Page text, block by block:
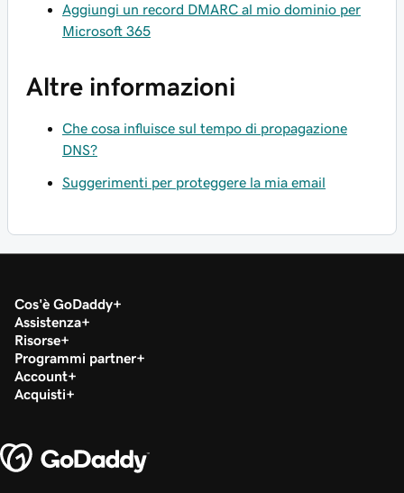
Aggiungi un record DMARC al mio dominio per
Microsoft 365
Altre informazioni
Che cosa influisce sul tempo di propagazione
DNS?
Suggerimenti per proteggere la mia email
Cos'è GoDaddy
Assistenza
Risorse
Programmi partner
Account
Acquisti